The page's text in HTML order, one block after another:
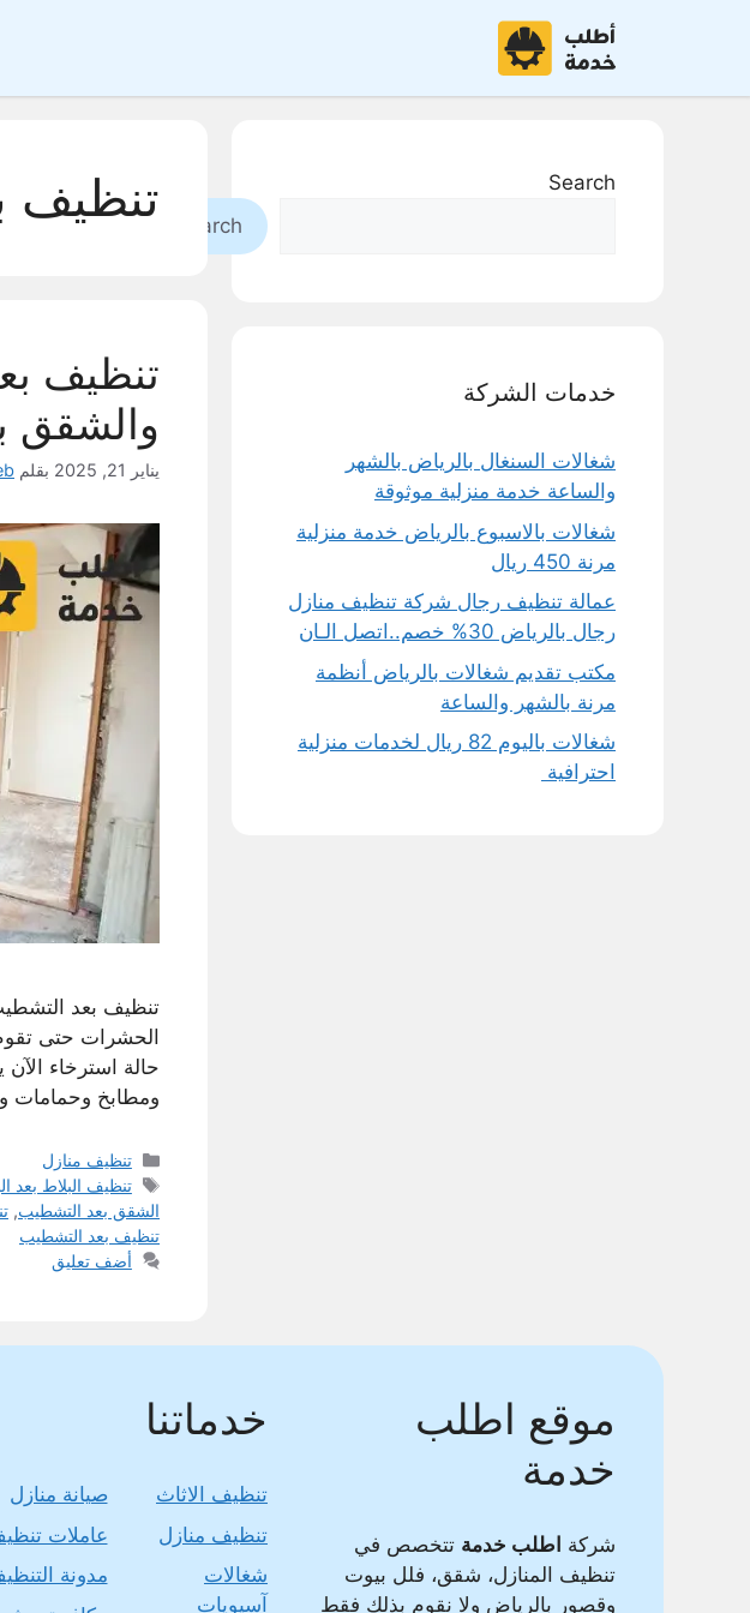
تنظيف
تنظيف
والشقق
يناير 21, 2025 بقلم
تنظيف بعد
الحشرات حتى
حالة استرخاء
ومطابخ وحمامات
التصنيفات
تنظيف منازل
الوسوم
تنظيف البلاط بعد
الشقق بعد التشطيب,
تنظيف بعد التشطيب
أضف تعليق
Search
Search
خدمات الشركة
شغالات السنغال بالرياض بالشهر
والساعة خدمة منزلية موثوقة
شغالات بالاسبوع بالرياض خدمة منزلية
مرنة 450 ريال
عمالة تنظيف رجال شركة تنظيف منازل
رجال بالرياض 30% خصم..اتصل الـان
مكتب تقديم شغالات بالرياض أنظمة
مرنة بالشهر والساعة
شغالات باليوم 82 ريال لخدمات منزلية
احترافية
موقع اطلب
خدمة
شركة اطلب خدمة تتخصص في
تنظيف المنازل، شقق، فلل بيوت
وقصور بالرياض ولا نقوم بذلك فقط
خدماتنا
تنظيف الاثاث
تنظيف منازل
شغالات
آسيويات
صيانة منازل
عاملات
مدونة